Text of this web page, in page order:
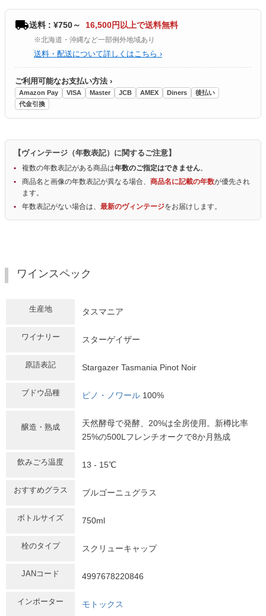
送料 : ¥750～ 16,500円以上で送料無料
※北海道・沖縄など一部例外地域あり
送料・配送について詳しくはこちら ›
ご利用可能なお支払い方法 ›
Amazon Pay VISA Master JCB AMEX Diners
後払い
代金引換
【ヴィンテージ（年数表記）に関するご注意】
複数の年数表記がある商品は年数のご指定はできません。
商品名と画像の年数表記が異なる場合、 商品名に記載の年数が優先され
ます。
年数表記がない場合は、 最新のヴィンテージをお届けします。
ワインスペック
生産地 タスマニア
ワイナリー スターゲイザー
原語表記 Stargazer Tasmania Pinot Noir
ブドウ品種 ピノ・ノワール 100%
醸造・熟成
天然酵母で発酵、20%は全房使用。新樽比率
25%の500Lフレンチオークで8か月熟成
飲みごろ温度 13 - 15℃
おすすめグラス ブルゴーニュグラス
ボトルサイズ 750ml
栓のタイプ スクリューキャップ
JANコード 4997678220846
インポーター モトックス